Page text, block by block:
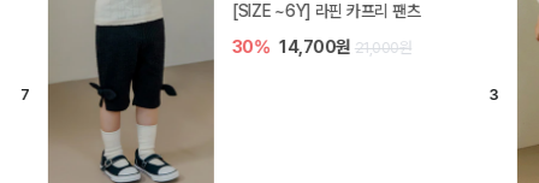
[SIZE ~6Y] 라핀 카프리 팬츠
30% 14,700원 21,000원